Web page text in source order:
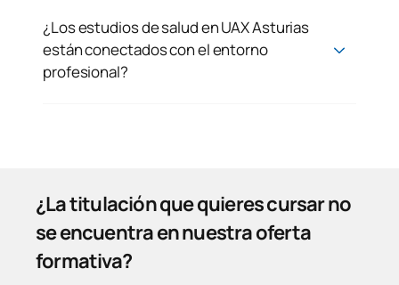
¿Los estudios de salud en UAX Asturias
están conectados con el entorno
profesional?
¿La titulación que quieres cursar no
se encuentra en nuestra oferta
formativa?